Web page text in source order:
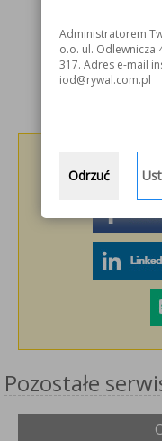
Pozostałe
Administratorem
o.o. ul. Odlewnicza
317. Adres e-mail
iod@rywal.com.pl
Odrzuć